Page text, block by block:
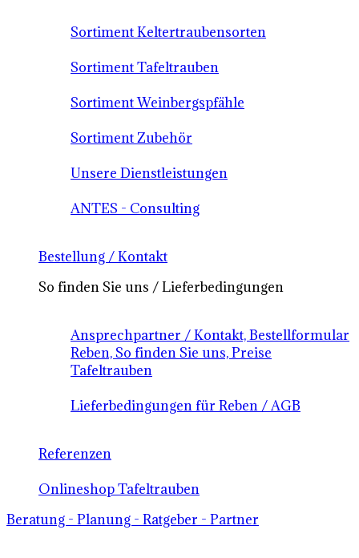
Sortiment Keltertraubensorten
Sortiment Tafeltrauben
Sortiment Weinbergspfähle
Sortiment Zubehör
Unsere Dienstleistungen
ANTES - Consulting
Bestellung / Kontakt
So finden Sie uns / Lieferbedingungen
Ansprechpartner / Kontakt, Bestellformular
Reben, So finden Sie uns, Preise
Tafeltrauben
Lieferbedingungen für Reben / AGB
Referenzen
Onlineshop Tafeltrauben
Beratung - Planung - Ratgeber - Partner